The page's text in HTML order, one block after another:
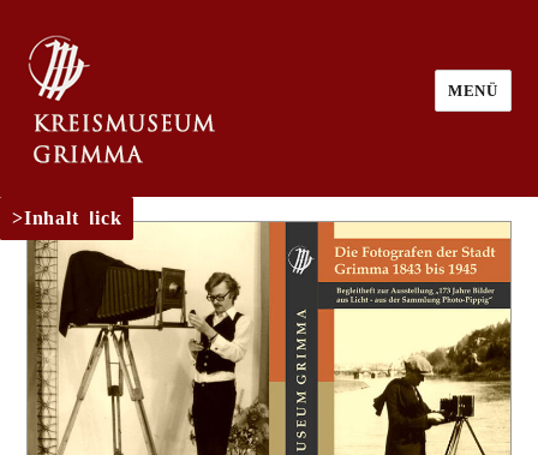
MENÜ
Rückblick
Inhalt